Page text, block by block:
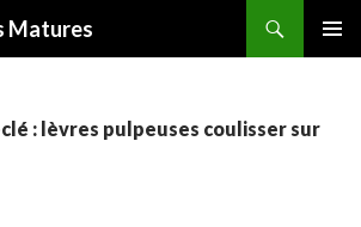
Matures
: lèvres pulpeuses coulisser sur